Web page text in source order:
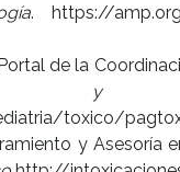
. https://
de la
y
toxico/
y Asesoría